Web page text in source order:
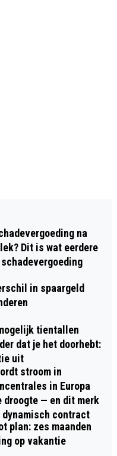
na
Dit is wat eerdere
in spaargeld
tientallen
dat je het doorhebt:
uit
stroom in
in Europa
droogte — en dit merk
dynamisch contract
plan: zes maanden
op vakantie